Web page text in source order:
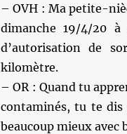
– OVH : Ma petite-
dimanche 19/4/20
d’autorisation de
kilomètre.
– OR : Quand tu
contaminés, tu te
beaucoup mieux avec